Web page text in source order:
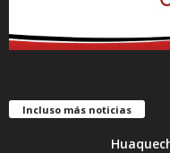
Incluso más noticias